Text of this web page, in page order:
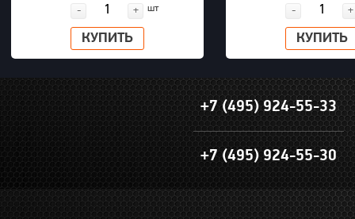
- + шт
КУПИТЬ
- +
КУПИТЬ
+7 (495) 924-55-33
+7 (495) 924-55-30